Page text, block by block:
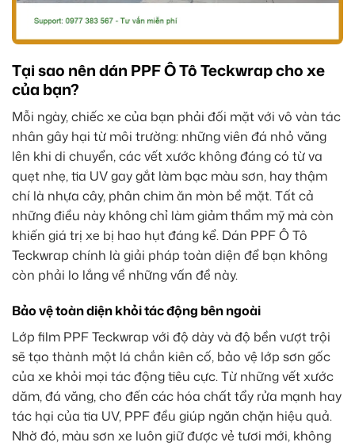
Tại sao nên dán PPF Ô Tô Teckwrap cho xe
của bạn?
Mỗi ngày, chiếc xe của bạn phải đối mặt với vô vàn tác
nhân gây hại từ môi trường: những viên đá nhỏ văng
lên khi di chuyển, các vết xước không đáng có từ va
quẹt nhẹ, tia UV gay gắt làm bạc màu sơn, hay thậm
chí là nhựa cây, phân chim ăn mòn bề mặt. Tất cả
những điều này không chỉ làm giảm thẩm mỹ mà còn
khiến giá trị xe bị hao hụt đáng kể. Dán PPF Ô Tô
Teckwrap chính là giải pháp toàn diện để bạn không
còn phải lo lắng về những vấn đề này.
Bảo vệ toàn diện khỏi tác động bên ngoài
Lớp film PPF Teckwrap với độ dày và độ bền vượt trội
sẽ tạo thành một lá chắn kiên cố, bảo vệ lớp sơn gốc
của xe khỏi mọi tác động tiêu cực. Từ những vết xước
dăm, đá văng, cho đến các hóa chất tẩy rửa mạnh hay
tác hại của tia UV, PPF đều giúp ngăn chặn hiệu quả.
Nhờ đó, màu sơn xe luôn giữ được vẻ tươi mới, không